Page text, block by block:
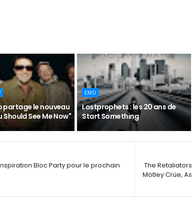
partage le nouveau
Should See Me Now"
EMO
Lostprophets : les 20 ans de
Start Something
The
Mötley Crüe,
Bloc Party pour le prochain